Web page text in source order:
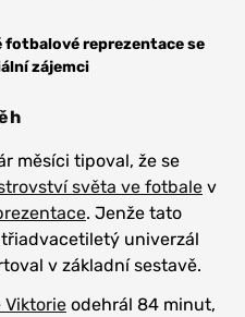
fotbalové reprezentace se
zájemci
měsíci tipoval, že se
světa ve fotbale v
. Jenže tato
univerzál
v základní sestavě.
Viktorie odehrál 84 minut,